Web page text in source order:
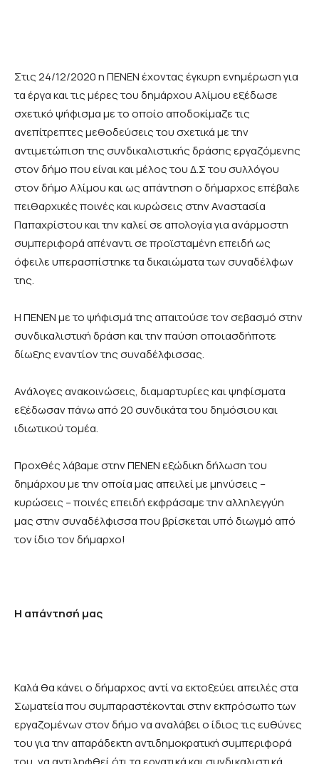
Στις 24/12/2020 η ΠΕΝΕΝ έχοντας έγκυρη ενημέρωση για
τα έργα και τις μέρες του δημάρχου Αλίμου εξέδωσε
σχετικό ψήφισμα με το οποίο αποδοκίμαζε τις
ανεπίτρεπτες μεθοδεύσεις του σχετικά με την
αντιμετώπιση της συνδικαλιστικής δράσης εργαζόμενης
στον δήμο που είναι και μέλος του Δ.Σ του συλλόγου
στον δήμο Αλίμου και ως απάντηση ο δήμαρχος επέβαλε
πειθαρχικές ποινές και κυρώσεις στην Αναστασία
Παπαχρίστου και την καλεί σε απολογία για ανάρμοστη
συμπεριφορά απέναντι σε προϊσταμένη επειδή ως
όφειλε υπερασπίστηκε τα δικαιώματα των συναδέλφων
της.
Η ΠΕΝΕΝ με το ψήφισμά της απαιτούσε τον σεβασμό στην
συνδικαλιστική δράση και την παύση οποιασδήποτε
δίωξης εναντίον της συναδέλφισσας.
Ανάλογες ανακοινώσεις, διαμαρτυρίες και ψηφίσματα
εξέδωσαν πάνω από 20 συνδικάτα του δημόσιου και
ιδιωτικού τομέα.
Προχθές λάβαμε στην ΠΕΝΕΝ εξώδικη δήλωση του
δημάρχου με την οποία μας απειλεί με μηνύσεις –
κυρώσεις – ποινές επειδή εκφράσαμε την αλληλεγγύη
μας στην συναδέλφισσα που βρίσκεται υπό διωγμό από
τον ίδιο τον δήμαρχο!
Η απάντησή μας
Καλά θα κάνει ο δήμαρχος αντί να εκτοξεύει απειλές στα
Σωματεία που συμπαραστέκονται στην εκπρόσωπο των
εργαζομένων στον δήμο να αναλάβει ο ίδιος τις ευθύνες
του για την απαράδεκτη αντιδημοκρατική συμπεριφορά